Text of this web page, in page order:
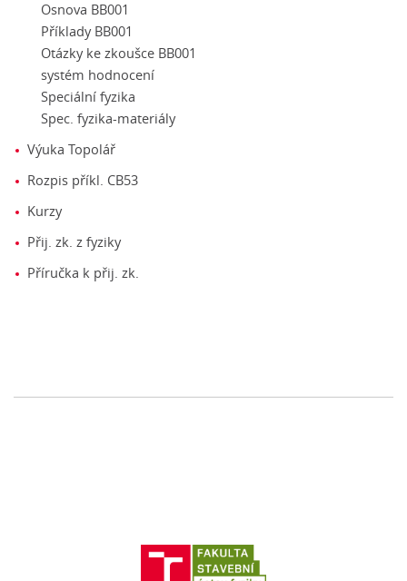
Osnova BB001
Příklady BB001
Otázky ke zkoušce BB001
systém hodnocení
Speciální fyzika
Spec. fyzika-materiály
Výuka Topolář
Rozpis příkl. CB53
Kurzy
Přij. zk. z fyziky
Příručka k přij. zk.